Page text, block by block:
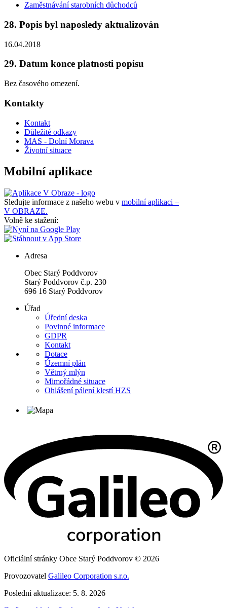
Zaměstnávání starobních důchodců
28. Popis byl naposledy aktualizován
16.04.2018
29. Datum konce platnosti popisu
Bez časového omezení.
Kontakty
Kontakt
Důležité odkazy
MAS - Dolní Morava
Životní situace
Mobilní aplikace
Sledujte informace z našeho webu v mobilní aplikaci –
V OBRAZE.
Volně ke stažení:
Adresa
Obec Starý Poddvorov
Starý Poddvorov č.p. 230
696 16 Starý Poddvorov
Úřad
Úřední deska
Povinné informace
GDPR
Kontakt
Dotace
Územní plán
Větrný mlýn
Mimořádné situace
Ohlášení pálení klestí HZS
Oficiální stránky Obce Starý Poddvorov © 2026
Provozovatel Galileo Corporation s.r.o.
Poslední aktualizace: 5. 8. 2026